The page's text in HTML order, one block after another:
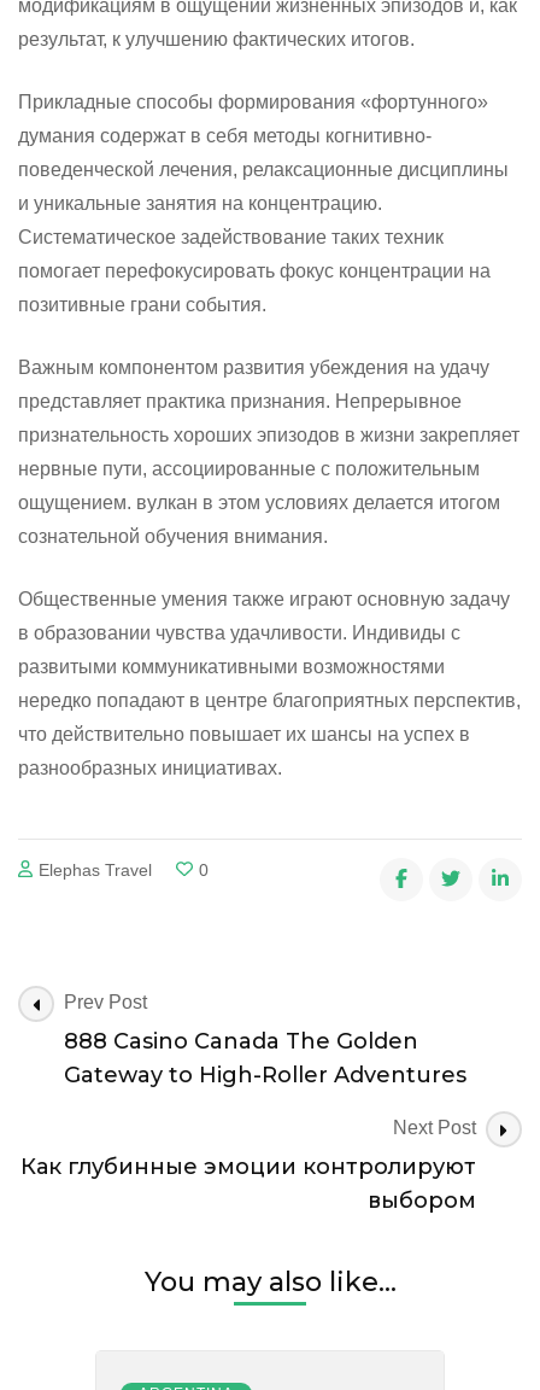
модификациям в ощущении жизненных эпизодов и, как
результат, к улучшению фактических итогов.
Прикладные способы формирования «фортунного»
думания содержат в себя методы когнитивно-
поведенческой лечения, релаксационные дисциплины
и уникальные занятия на концентрацию.
Систематическое задействование таких техник
помогает перефокусировать фокус концентрации на
позитивные грани события.
Важным компонентом развития убеждения на удачу
представляет практика признания. Непрерывное
признательность хороших эпизодов в жизни закрепляет
нервные пути, ассоциированные с положительным
ощущением. вулкан в этом условиях делается итогом
сознательной обучения внимания.
Общественные умения также играют основную задачу
в образовании чувства удачливости. Индивиды с
развитыми коммуникативными возможностями
нередко попадают в центре благоприятных перспектив,
что действительно повышает их шансы на успех в
разнообразных инициативах.
Elephas Travel 0
Post
Navigation
Prev Post
888 Casino Canada The Golden
Gateway to High-Roller Adventures
Next Post
Как глубинные эмоции контролируют
выбором
You may also like...